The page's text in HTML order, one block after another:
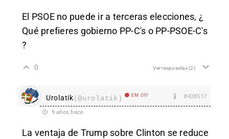
El PSOE no puede ir a terceras elecciones, ¿
Qué prefieres gobierno PP-C's o PP-PSOE-C's
?
0 Ver respuestas(2)
Urolatik(@urolatik) EM Off #428517
9 años hace
La ventaja de Trump sobre Clinton se reduce